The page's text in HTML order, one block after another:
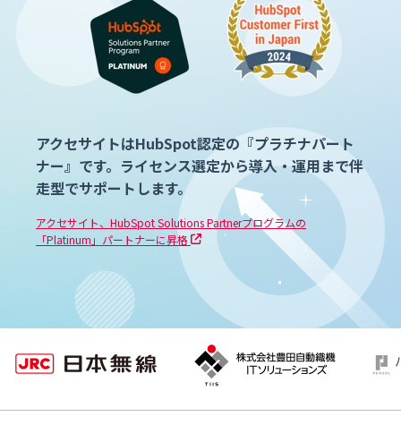
アクセサイトはHubSpot認定の『プラチナパート
ナー』です。ライセンス選定から導入・運用まで伴
走型でサポートします。
アクセサイト、HubSpot Solutions Partnerプログラムの
「Platinum」パートナーに昇格